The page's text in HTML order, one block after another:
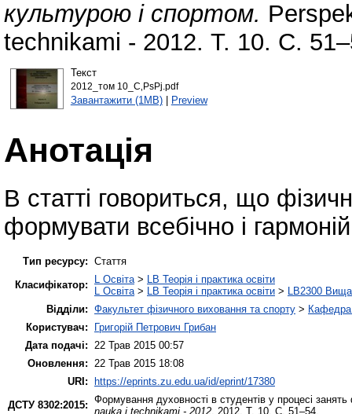
культурою і спортом.
technikami - 2012. Т. 10. С.
Текст
2012_том 10_С‚РѕРј.pdf
Завантажити (1MB)| Preview
Анотація
В статті говориться, що
формувати всебічно і
Тип ресурсу: Стаття
Класифікатор:
L Освіта > LB Теорія і практика освіти
L Освіта > LB Теорія і практика освіти > LB2300 Вища
Відділи: Факультет фізичного виховання та спорту > Кафедра
Користувач:
Григорій Петрович Грибан
Дата подачі:
22 Трав 2015 00:57
Оновлення:
22 Трав 2015 18:08
URI: https://eprints.zu.edu.ua/id/eprint/17380
ДСТУ 8302:2015: Формування духовності в студентів у процесі
nauka i technikami - 2012 . 2012. Т. 10. С. 51–54.